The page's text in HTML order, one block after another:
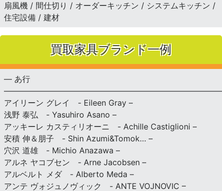
扇風機 / 間仕切り / オーダーキッチン / システムキッチン /
住宅設備 / 建材
買取家具ブランド一例
— あ行
アイリーン グレイ - Eileen Gray –
浅野 泰弘 - Yasuhiro Asano –
アッキーレ カスティリオーニ - Achille Castiglioni –
安積 伸＆朋子 - Shin Azumi&Tomok… –
穴沢 道雄 - Michio Anazawa –
アルネ ヤコブセン - Arne Jacobsen –
アルベルト メダ - Alberto Meda –
アンテ ヴォジュノヴィック - ANTE VOJNOVIC –